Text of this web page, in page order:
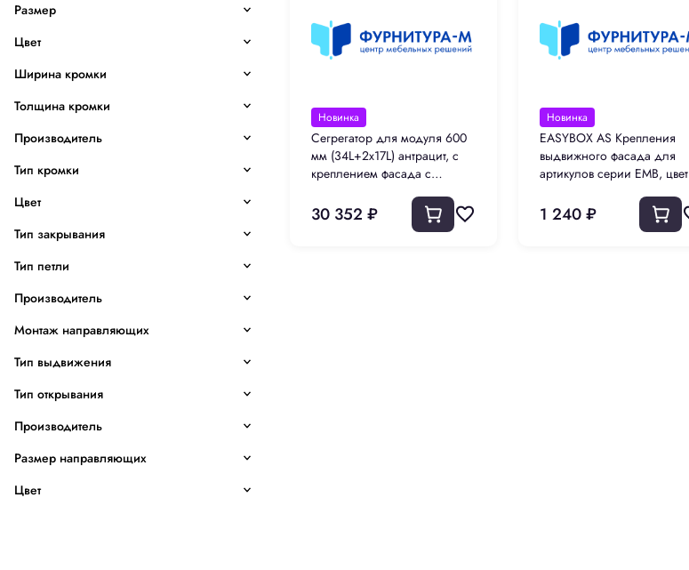
Размер
Цвет
Ширина кромки
Толщина кромки
Производитель
Тип кромки
Цвет
Тип закрывания
Тип петли
Производитель
Монтаж направляющих
Тип выдвижения
Тип открывания
Производитель
Размер направляющих
Цвет
Новинка
Сегрегатор для модуля 600
мм (34L+2x17L) антрацит, с
креплением фасада с
30 352 ₽
Новинка
EASYBOX AS Крепления
выдвижного фасада для
артикулов серии EMB, цвет
1 240 ₽